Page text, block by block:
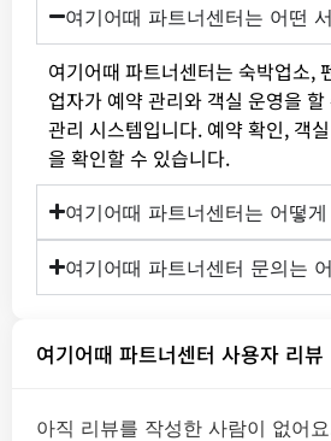
여기어때 파트너센터는 어떤
여기어때 파트너센터는 숙박업소,
업자가 예약 관리와 객실 운영을
관리 시스템입니다. 예약 확인, 객
을 확인할 수 있습니다.
여기어때 파트너센터는 어떻
여기어때 파트너센터 문의는
여기어때 파트너센터 사용자 리뷰
아직 리뷰를 작성한 사람이 없어